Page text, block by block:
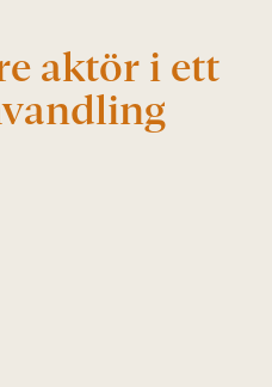
aktör i ett